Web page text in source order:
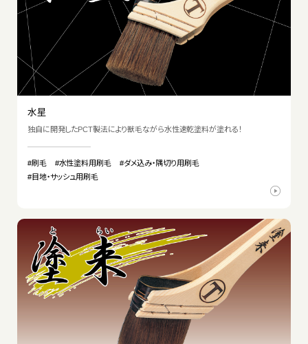
水星
独自に開発したPCT製法により獣毛ながら水性速乾塗料が塗れる！
#刷毛 #水性塗料用刷毛
#ダメ込み・隅切り用刷毛
#目地・サッシュ用刷毛